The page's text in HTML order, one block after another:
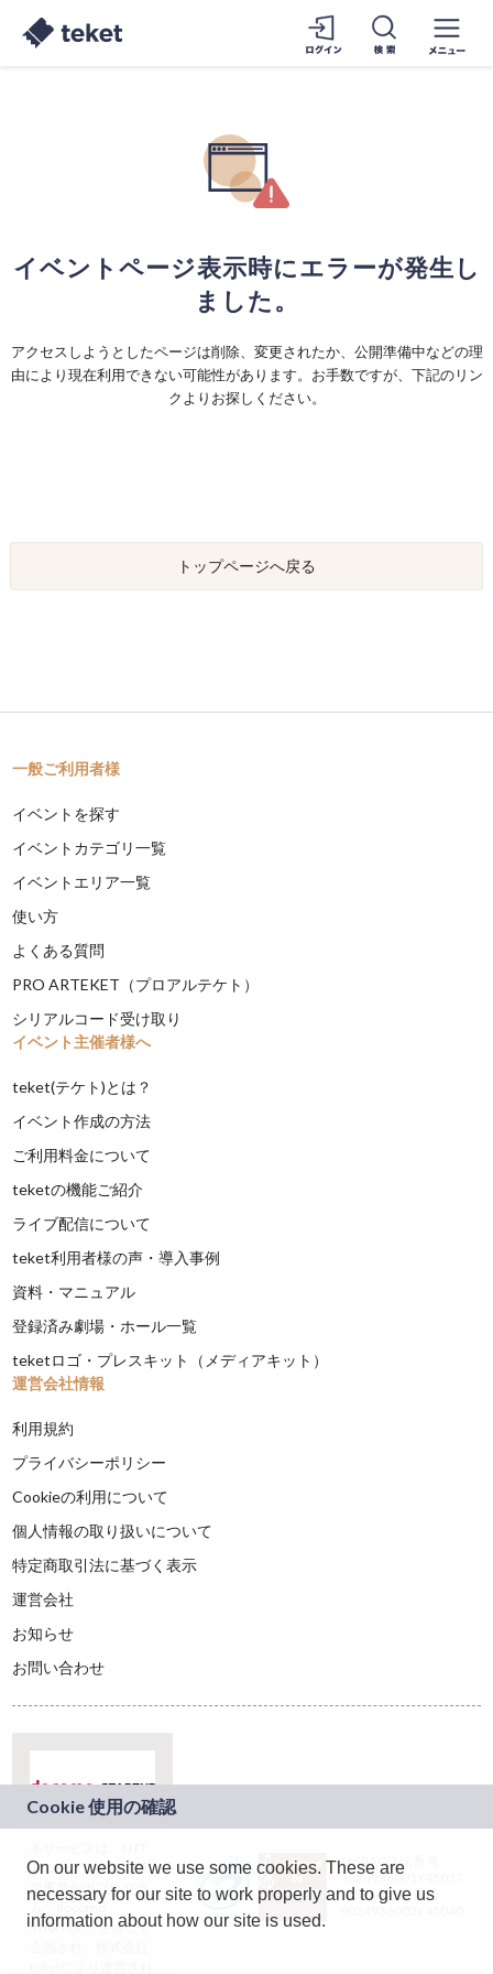
イベントページ表示時にエラーが発生し
ました。
アクセスしようとしたページは削除、変更されたか、公開準備中などの理
由により現在利用できない可能性があります。お手数ですが、下記のリン
クよりお探しください。
トップページへ戻る
一般ご利用者様
イベントを探す
イベントカテゴリ一覧
イベントエリア一覧
使い方
よくある質問
PRO ARTEKET（プロアルテケト）
シリアルコード受け取り
イベント主催者様へ
teket(テケト)とは？
イベント作成の方法
ご利用料金について
teketの機能ご紹介
ライブ配信について
teket利用者様の声・導入事例
資料・マニュアル
登録済み劇場・ホール一覧
teketロゴ・プレスキット（メディアキット）
運営会社情報
利用規約
プライバシーポリシー
Cookieの利用について
個人情報の取り扱いについて
特定商取引法に基づく表示
運営会社
お知らせ
お問い合わせ
ドコモグループの新
規事業創出プログラ
ム「docomo
STARTUP」を通じて
JASRAC許諾番号：
9024936001Y45037
JASRAC許諾番号：
On our website we use some cookies. These are
necessary for our site to work properly and to give us
information about how our site is used.